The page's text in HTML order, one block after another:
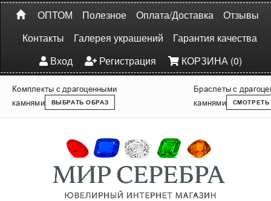
ОПТОМ Полезное Оплата/Доставка
Отзывы
Контакты
Галерея украшений
Гарантия качества
Вход
Регистрация КОРЗИНА (0)
Комплекты с драгоценными
камнями
ВЫБРАТЬ ОБРАЗ
Браслеты с
камнями
СМОТРЕТЬ